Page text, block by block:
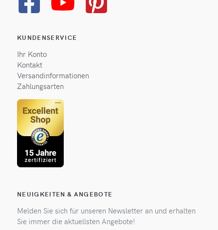
KUNDENSERVICE
Ihr Konto
Kontakt
Versandinformationen
Zahlungsarten
NEUIGKEITEN & ANGEBOTE
Melden Sie sich für unseren Newsletter an und erhalten
Sie immer die aktuellsten Angebote!